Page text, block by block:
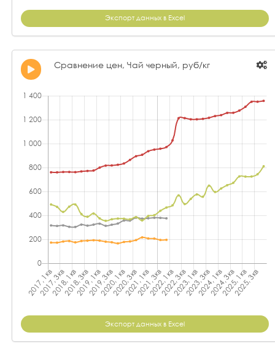
Экспорт данных в Excel
Сравнение цен, Чай черный, руб/кг
Экспорт данных в Excel